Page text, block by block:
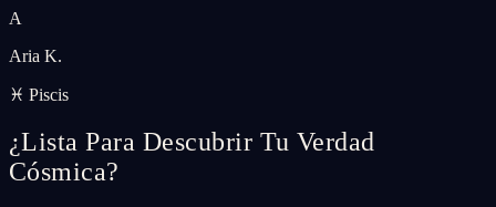
A
Aria K.
♓ Piscis
¿Lista Para Descubrir Tu Verdad
Cósmica?